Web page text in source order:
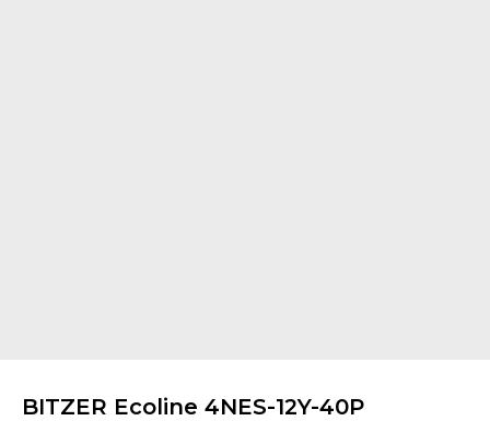
BITZER Ecoline 4NES-12Y-40P